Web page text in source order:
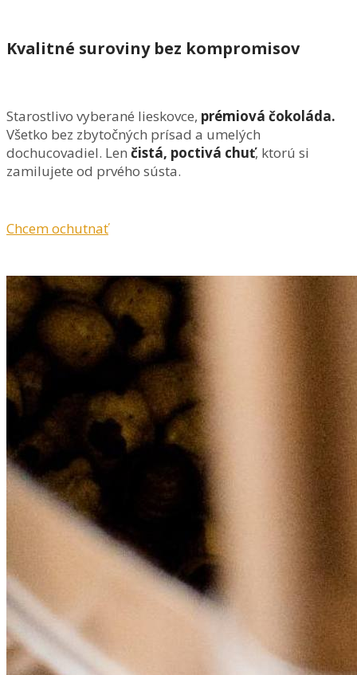
Kvalitné suroviny bez kompromisov
Starostlivo vyberané lieskovce, prémiová čokoláda.
Všetko bez zbytočných prísad a umelých
dochucovadiel. Len čistá, poctivá chuť, ktorú si
zamilujete od prvého sústa.
Chcem ochutnať